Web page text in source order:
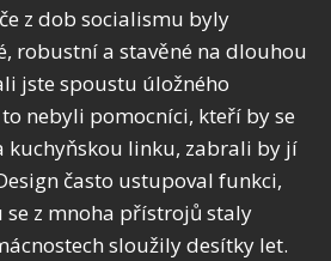
z dob socialismu byly
robustní a stavěné na dlouhou
jste spoustu úložného
nebyli pomocníci, kteří by se
kuchyňskou linku, zabrali by jí
často ustupoval funkci,
z mnoha přístrojů staly
sloužily desítky let.